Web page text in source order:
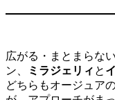
広がる・まとまらな
ン、
ミラジェリィ と
どちらもオージュア